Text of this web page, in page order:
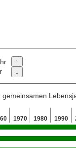
1970 1980 1990